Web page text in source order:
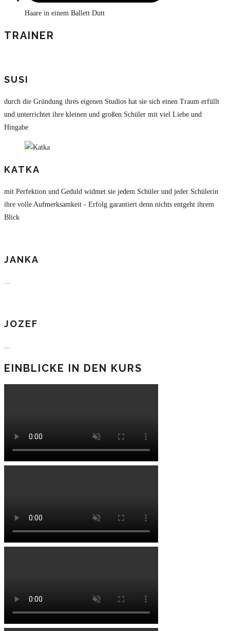
Haare in einem Ballett Dutt
TRAINER
SUSI
durch die Gründung ihres eigenen Studios hat sie sich einen Traum erfüllt
und unterrichtet ihre kleinen und großen Schüler mit viel Liebe und
Hingabe
KATKA
mit Perfektion und Geduld widmet sie jedem Schüler und jeder Schülerin
ihre volle Aufmerksamkeit - Erfolg garantiert denn nichts entgeht ihrem
Blick
JANKA
...
JOZEF
...
EINBLICKE IN DEN KURS